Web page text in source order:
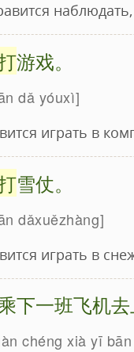
游戏。
dǎ yóuxì
играть в
雪仗。
dǎxuězhàng
играть в
下一班飞机去
chéng xià yī